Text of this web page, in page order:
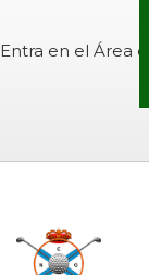
Entra en el Área